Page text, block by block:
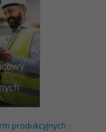
produkcyjnych -